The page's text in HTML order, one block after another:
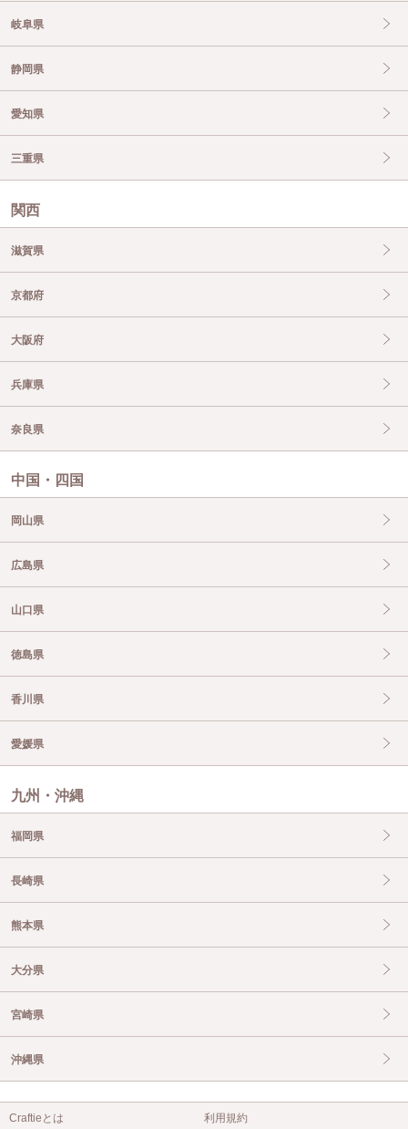
岐阜県
静岡県
愛知県
三重県
関西
滋賀県
京都府
大阪府
兵庫県
奈良県
中国・四国
岡山県
広島県
山口県
徳島県
香川県
愛媛県
九州・沖縄
福岡県
長崎県
熊本県
大分県
宮崎県
沖縄県
Craftieとは 利用規約